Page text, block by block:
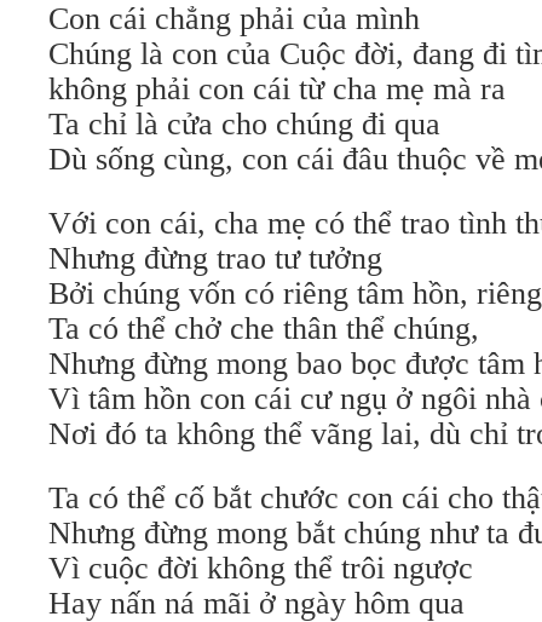
Con cái chẳng phải của mình
Chúng là con của Cuộc đời, đang đi
không phải con cái từ cha mẹ mà ra
Ta chỉ là cửa cho chúng đi qua
Dù sống cùng, con cái đâu thuộc về
Với con cái, cha mẹ có thể trao tình
Nhưng đừng trao tư tưởng
Bởi chúng vốn có riêng tâm hồn,
Ta có thể chở che thân thể chúng,
Nhưng đừng mong bao bọc được tâm
Vì tâm hồn con cái cư ngụ ở ngôi nhà
Nơi đó ta không thể vãng lai, dù chỉ
Ta có thể cố bắt chước con cái cho
Nhưng đừng mong bắt chúng như ta
Vì cuộc đời không thể trôi ngược
Hay nấn ná mãi ở ngày hôm qua